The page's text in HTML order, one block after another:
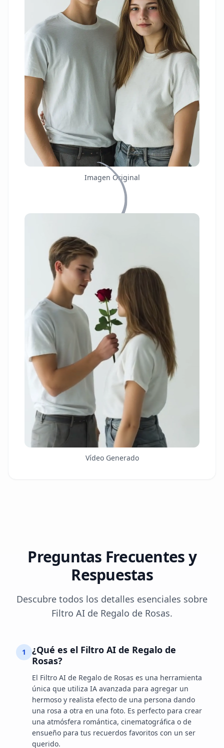
Imagen Original
Vídeo Generado
Preguntas Frecuentes y
Respuestas
Descubre todos los detalles esenciales sobre
Filtro AI de Regalo de Rosas.
1
¿Qué es el Filtro AI de Regalo de
Rosas?
El Filtro AI de Regalo de Rosas es una herramienta
única que utiliza IA avanzada para agregar un
hermoso y realista efecto de una persona dando
una rosa a otra en una foto. Es perfecto para crear
una atmósfera romántica, cinematográfica o de
ensueño para tus recuerdos favoritos con un ser
querido.